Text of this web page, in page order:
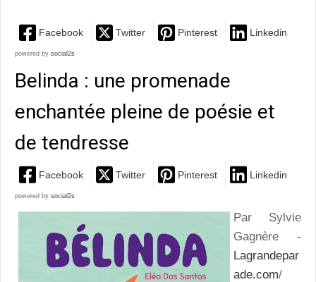
Facebook Twitter Pinterest Linkedin
powered by social2s
Belinda : une promenade
enchantée pleine de poésie et
de tendresse
Facebook Twitter Pinterest Linkedin
powered by social2s
Par Sylvie
Gagnère -
Lagrandepar
ade.com/